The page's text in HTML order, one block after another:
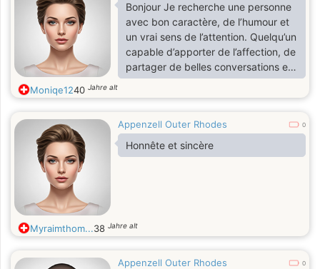
Bonjour Je recherche une personne
avec bon caractère, de l’humour et
un vrai sens de l’attention. Quelqu’un
capable d’apporter de l’affection, de
partager de belles conversations et
de profiter des petits plaisirs de la
vie. Si vous aimez rire, manger avec
de rien avec sincérité, alors n’hésitez
pas à m’envoyer un message .
Moniqe1240 Jahre alt
Appenzell Outer Rhodes 0
Honnête et sincère
Myraimthom...38 Jahre alt
Appenzell Outer Rhodes 0